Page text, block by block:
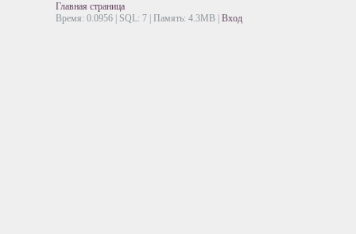
Главная страница
Время: 0.0956 | SQL: 7 | Память: 4.3MB Вход